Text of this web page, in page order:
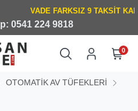
0541 224 9818
0
OTOMATİK AV TÜFEKLERİ